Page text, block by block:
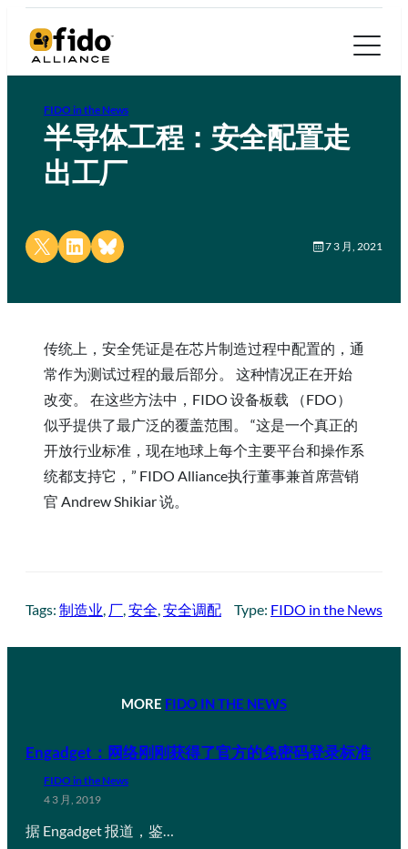
FIDO in the News
半导体工程：安全配置走
出工厂
Share on X Share on LinkedIn
Share on Bluesky 7 3 月, 2021
传统上，安全凭证是在芯片制造过程中配置的，通
常作为测试过程的最后部分。 这种情况正在开始
改变。 在这些方法中，FIDO 设备板载 （FDO）
似乎提供了最广泛的覆盖范围。 “这是一个真正的
开放行业标准，现在地球上每个主要平台和操作系
统都支持它，” FIDO Alliance执行董事兼首席营销
官 Andrew Shikiar 说。
Tags: 制造业 厂 安全 安全调配 Type: FIDO in the News
MORE FIDO IN THE NEWS
Engadget：网络刚刚获得了官方的免密码登录标准
FIDO in the News
4 3 月, 2019
据 Engadget 报道，鉴…